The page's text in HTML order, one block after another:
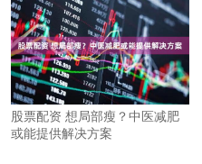
股票配资 想局部瘦？中医减肥
或能提供解决方案